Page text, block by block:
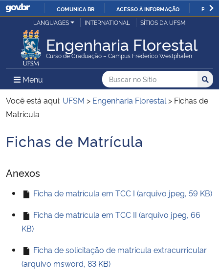
IR
O
COMUNICA BR ACESSO À INFORMAÇÃO
Ministério da Justiça e Segurança Pública
Ministério da Defesa
Ministério das Relações Exteriores
Ministério da Infraestrutura
Ministério da Agricultura, Pecuária e Abastecimento
Ministério da Educação
Ministério da Cidadania
Ministério da Saúde
LANGUAGES INTERNATIONAL SÍTIOS DA UFSM
Engenharia Florestal
Curso de Graduação – Campus Frederico Westphalen
Menu Menu Principal do Sítio
Busca
Buscar no no Sítio
Busca:
Você está aqui: UFSM > Engenharia Florestal > Fichas de
Matrícula
Início do conteúdo
Fichas de Matrícula
Anexos
Ficha de matrícula em TCC I (arquivo jpeg, 59 KB)
Ficha de matrícula em TCC II (arquivo jpeg, 66
KB)
Ficha de solicitação de matrícula extracurricular
(arquivo msword, 83 KB)